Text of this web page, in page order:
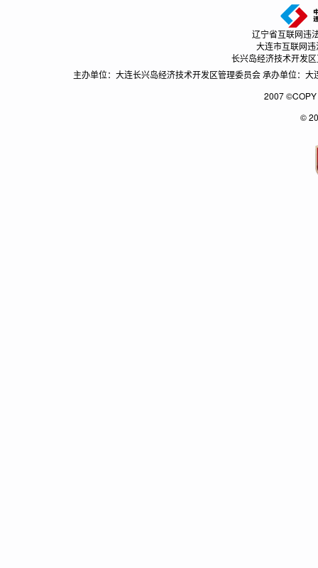
辽宁省互联网违
大连市互联网
长兴岛经济技术开发
主办单位：大连长兴岛经济技术开发区管理委员会 承办单位：
2007 ©COPY
©